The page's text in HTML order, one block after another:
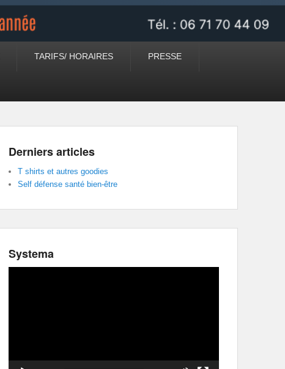
TARIFS/ HORAIRES PRESSE
Derniers articles
T shirts et autres goodies
Self défense santé bien-être
Systema